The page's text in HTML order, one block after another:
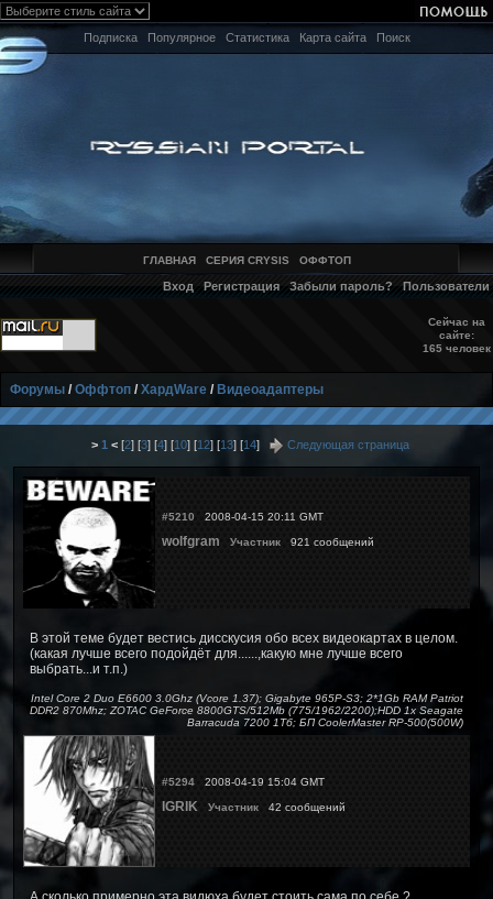
Подписка Популярное Статистика Карта сайта Поиск
ГЛАВНАЯ СЕРИЯ CRYSIS ОФФТОП
Вход Регистрация Забыли пароль? Пользователи
Сейчас на
сайте:
165 человек
Форумы /Оффтоп /ХардWare / Видеоадаптеры
> 1 <[2] [3] [4] [10] [12] [13] [14] Следующая страница
#5210 2008-04-15 20:11 GMT
wolfgram Участник 921 сообщений
В этой теме будет вестись дисскусия обо всех видеокартах в целом.
(какая лучше всего подойдёт для......,какую мне лучше всего
выбрать...и т.п.)
Intel Core 2 Duo E6600 3.0Ghz (Vcore 1.37); Gigabyte 965P-S3; 2*1Gb RAM Patriot
DDR2 870Mhz; ZOTAC GeForce 8800GTS/512Mb (775/1962/2200);HDD 1x Seagate
Barracuda 7200 1Тб; БП CoolerMaster RP-500(500W)
#5294 2008-04-19 15:04 GMT
IGRIK Участник 42 сообщений